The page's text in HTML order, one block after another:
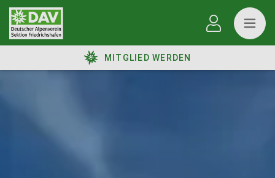
MITGLIED WERDEN